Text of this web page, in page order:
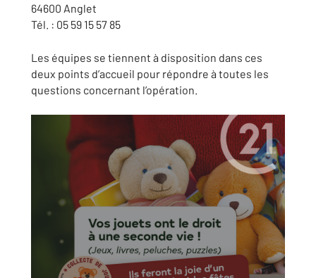
64600 Anglet
Tél. : 05 59 15 57 85
Les équipes se tiennent à disposition dans ces
deux points d’accueil pour répondre à toutes les
questions concernant l’opération.